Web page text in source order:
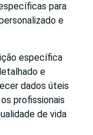
para
e
específica
e
dados úteis
profissionais
de vida